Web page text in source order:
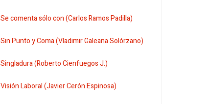
Se comenta sólo con (Carlos Ramos Padilla)
Sin Punto y Coma (Vladimir Galeana Solórzano)
Singladura (Roberto Cienfuegos J.)
Visión Laboral (Javier Cerón Espinosa)